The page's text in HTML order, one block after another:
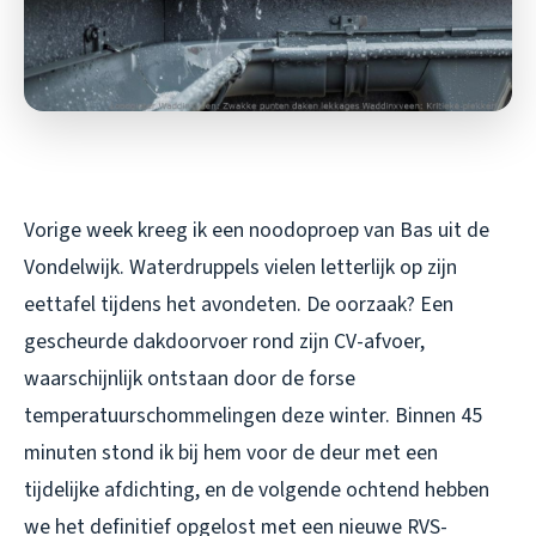
Vorige week kreeg ik een noodoproep van Bas uit de
Vondelwijk. Waterdruppels vielen letterlijk op zijn
eettafel tijdens het avondeten. De oorzaak? Een
gescheurde dakdoorvoer rond zijn CV-afvoer,
waarschijnlijk ontstaan door de forse
temperatuurschommelingen deze winter. Binnen 45
minuten stond ik bij hem voor de deur met een
tijdelijke afdichting, en de volgende ochtend hebben
we het definitief opgelost met een nieuwe RVS-